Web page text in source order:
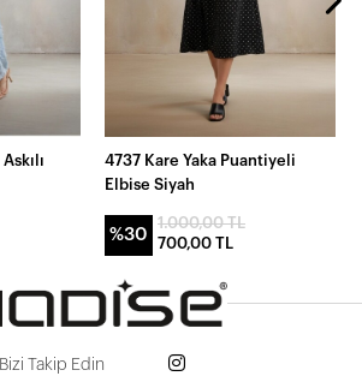
4737 Kare Yaka Puantiyeli
Elbise Siyah
%30
1.000,00 TL
700,00 TL
Bizi Takip Edin